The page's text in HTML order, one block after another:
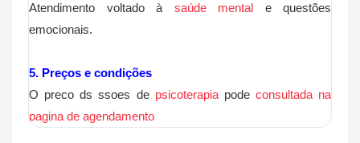
Atendimento voltado à saúde mental e questões
emocionais.
5. Preços e condições
O preco ds ssoes de psicoterapiapode consultada na
pagina de agendamento